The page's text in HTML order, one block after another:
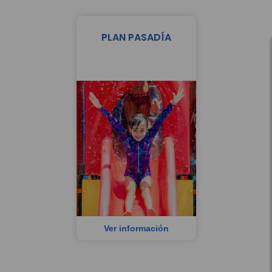
PLAN PASADÍA
Ver información